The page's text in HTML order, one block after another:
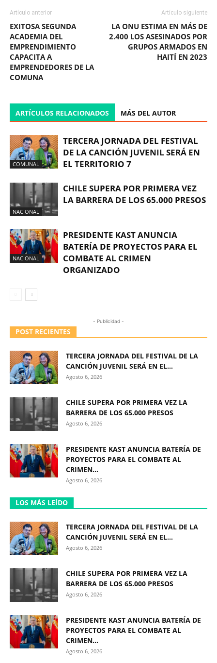
Artículo anterior
EXITOSA SEGUNDA
ACADEMIA DEL
EMPRENDIMIENTO
CAPACITA A
EMPRENDEDORES DE LA
COMUNA
Artículo siguiente
LA ONU ESTIMA EN MÁS DE
2.400 LOS ASESINADOS POR
GRUPOS ARMADOS EN
HAITÍ EN 2023
ARTÍCULOS RELACIONADOS MÁS DEL AUTOR
COMUNAL
TERCERA JORNADA DEL FESTIVAL
DE LA CANCIÓN JUVENIL SERÁ EN
EL TERRITORIO 7
NACIONAL
CHILE SUPERA POR PRIMERA VEZ
LA BARRERA DE LOS 65.000 PRESOS
NACIONAL
PRESIDENTE KAST ANUNCIA
BATERÍA DE PROYECTOS PARA EL
COMBATE AL CRIMEN
ORGANIZADO
- Publicidad -
POST RECIENTES
TERCERA JORNADA DEL FESTIVAL DE LA
CANCIÓN JUVENIL SERÁ EN EL...
Agosto 6, 2026
CHILE SUPERA POR PRIMERA VEZ LA
BARRERA DE LOS 65.000 PRESOS
Agosto 6, 2026
PRESIDENTE KAST ANUNCIA BATERÍA DE
PROYECTOS PARA EL COMBATE AL
CRIMEN...
Agosto 6, 2026
LOS MÁS LEÍDO
TERCERA JORNADA DEL FESTIVAL DE LA
CANCIÓN JUVENIL SERÁ EN EL...
Agosto 6, 2026
CHILE SUPERA POR PRIMERA VEZ LA
BARRERA DE LOS 65.000 PRESOS
Agosto 6, 2026
PRESIDENTE KAST ANUNCIA BATERÍA DE
PROYECTOS PARA EL COMBATE AL
CRIMEN...
Agosto 6, 2026